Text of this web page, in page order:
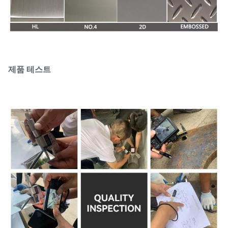
제품 테스트